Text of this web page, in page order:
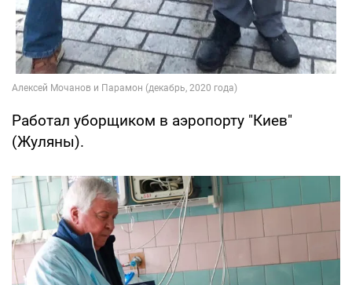
Работал уборщиком в аэропорту "Киев"
(Жуляны).